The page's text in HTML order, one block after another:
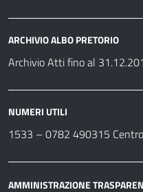
ARCHIVIO ALBO PRETORIO
Archivio Atti fino al
NUMERI UTILI
1533 – 0782 490315
AMMINISTRAZIONE